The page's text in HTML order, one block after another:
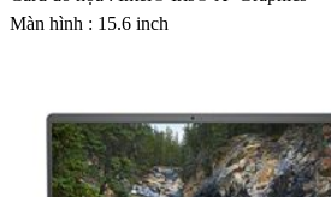
Màn hình : 15.6 inch